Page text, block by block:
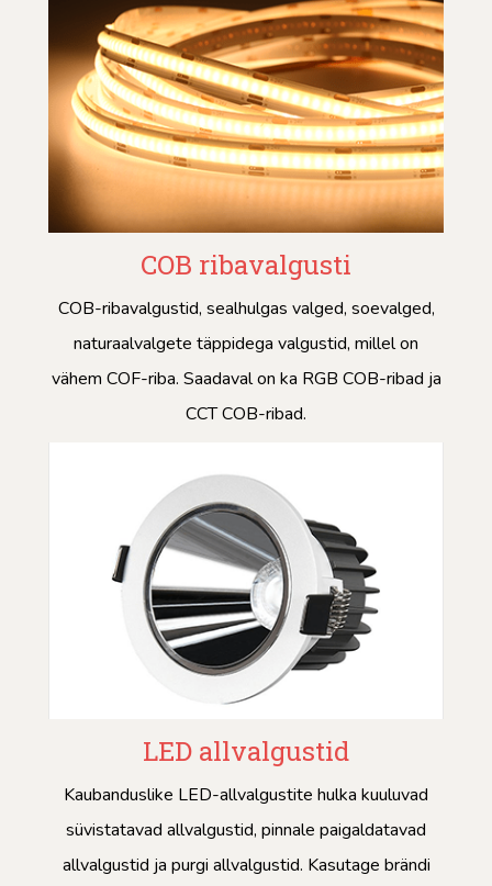
COB ribavalgusti
COB-ribavalgustid, sealhulgas valged, soevalged,
naturaalvalgete täppidega valgustid, millel on
vähem COF-riba. Saadaval on ka RGB COB-ribad ja
CCT COB-ribad.
LED allvalgustid
Kaubanduslike LED-allvalgustite hulka kuuluvad
süvistatavad allvalgustid, pinnale paigaldatavad
allvalgustid ja purgi allvalgustid. Kasutage brändi